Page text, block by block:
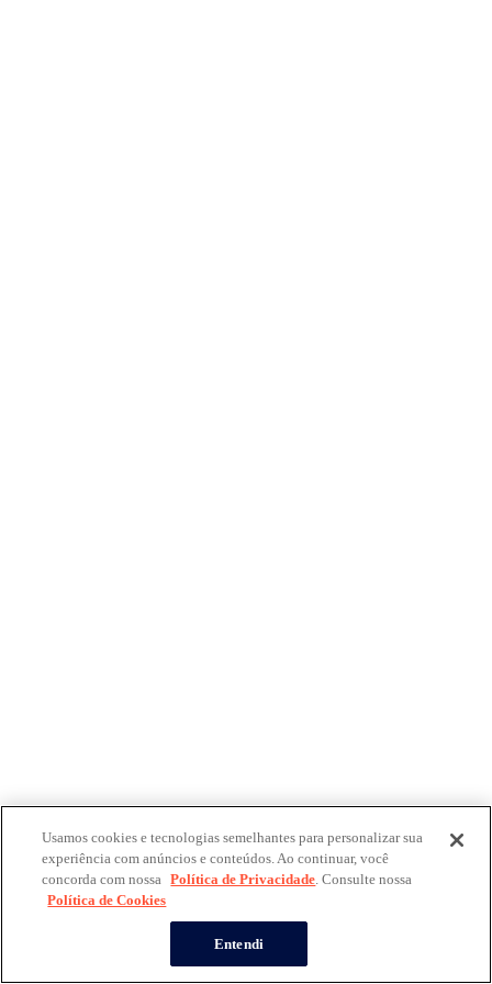
Usamos cookies e tecnologias semelhantes para personalizar sua
experiência com anúncios e conteúdos. Ao continuar, você
concorda com nossa Política de Privacidade. Consulte nossa
Política de Cookies
Entendi